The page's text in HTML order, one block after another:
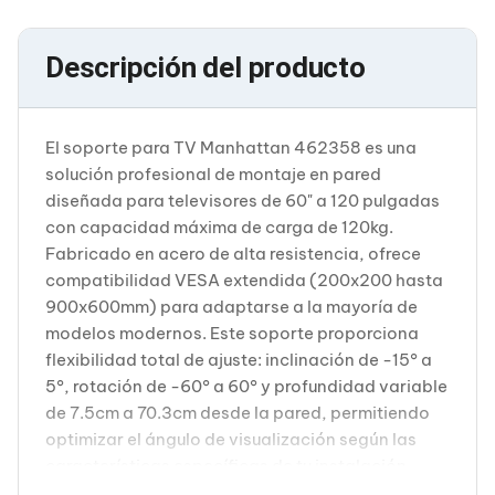
Cables KVM
Fuentes de Poder
Enfriamiento para Servidores
Servidores
Soportes de Datos
Ultrium
Discos Duros / SSD / NAS
Accesorios para Discos Duros
Gabinetes de Discos Duros
Discos Duros Externos
Discos Duros para NAS
Discos Duros para Videovigilancia
Discos Duros para Servidores
Accesorios para SSD
Gabinetes para SSD
Almacenamiento MSA
Discos Duros Internos para PC
Discos Duros Internos para Laptop
Descripción del producto
El soporte para TV Manhattan 462358 es una
solución profesional de montaje en pared
diseñada para televisores de 60" a 120 pulgadas
con capacidad máxima de carga de 120kg.
Fabricado en acero de alta resistencia, ofrece
compatibilidad VESA extendida (200x200 hasta
900x600mm) para adaptarse a la mayoría de
modelos modernos. Este soporte proporciona
flexibilidad total de ajuste: inclinación de -15° a
5°, rotación de -60° a 60° y profundidad variable
de 7.5cm a 70.3cm desde la pared, permitiendo
optimizar el ángulo de visualización según las